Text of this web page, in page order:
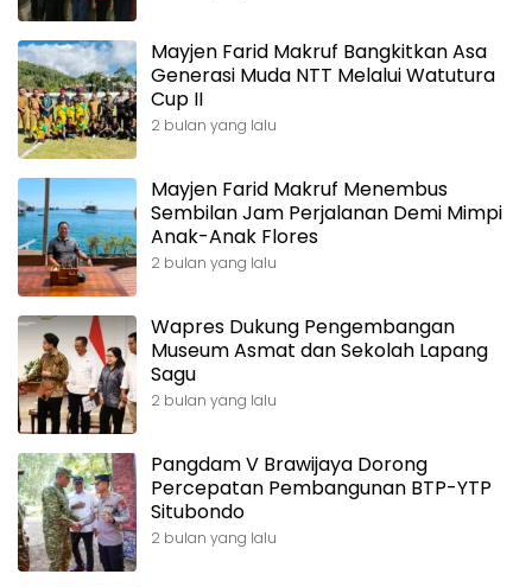
Mayjen Farid Makruf Bangkitkan Asa
Generasi Muda NTT Melalui Watutura
Cup II
2 bulan yang lalu
Mayjen Farid Makruf Menembus
Sembilan Jam Perjalanan Demi Mimpi
Anak-Anak Flores
2 bulan yang lalu
Wapres Dukung Pengembangan
Museum Asmat dan Sekolah Lapang
Sagu
2 bulan yang lalu
Pangdam V Brawijaya Dorong
Percepatan Pembangunan BTP-YTP
Situbondo
2 bulan yang lalu